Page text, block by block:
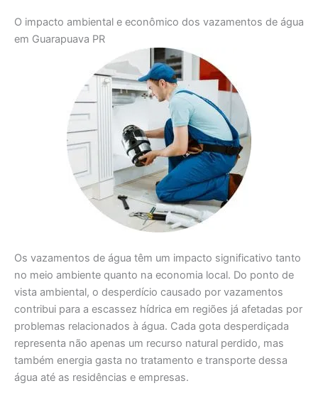
O impacto ambiental e econômico dos vazamentos de água
em Guarapuava PR
Os vazamentos de água têm um impacto significativo tanto
no meio ambiente quanto na economia local. Do ponto de
vista ambiental, o desperdício causado por vazamentos
contribui para a escassez hídrica em regiões já afetadas por
problemas relacionados à água. Cada gota desperdiçada
representa não apenas um recurso natural perdido, mas
também energia gasta no tratamento e transporte dessa
água até as residências e empresas.